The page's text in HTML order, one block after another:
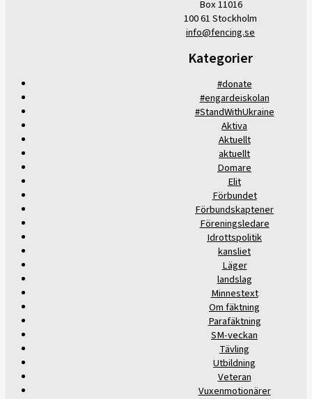
Box 11016
100 61 Stockholm
info@fencing.se
Kategorier
#donate
#engardeiskolan
#StandWithUkraine
Aktiva
Aktuellt
aktuellt
Domare
Elit
Förbundet
Förbundskaptener
Föreningsledare
Idrottspolitik
kansliet
Läger
landslag
Minnestext
Om fäktning
Parafäktning
SM-veckan
Tävling
Utbildning
Veteran
Vuxenmotionärer